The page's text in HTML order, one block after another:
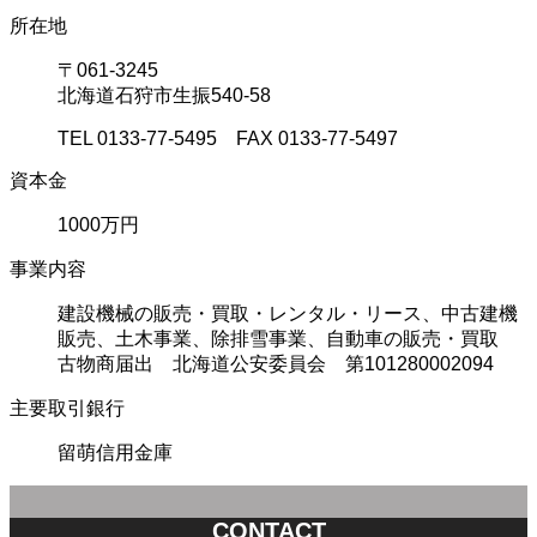
所在地
〒061-3245
北海道石狩市生振540-58
TEL 0133-77-5495 FAX 0133-77-5497
資本金
1000万円
事業内容
建設機械の販売・買取・レンタル・リース、中古建機
販売、土木事業、除排雪事業、自動車の販売・買取
古物商届出 北海道公安委員会 第101280002094
主要取引銀行
留萌信用金庫
CONTACT